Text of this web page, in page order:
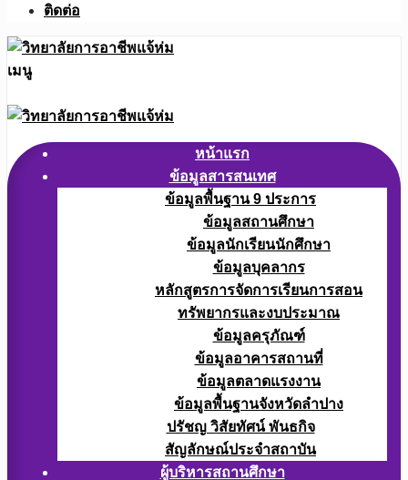
ติดต่อ
เมนู
หน้าแรก
ข้อมูลสารสนเทศ
ข้อมูลพื้นฐาน 9 ประการ
ข้อมูลสถานศึกษา
ข้อมูลนักเรียนนักศึกษา
ข้อมูลบุคลากร
หลักสูตรการจัดการเรียนการสอน
ทรัพยากรและงบประมาณ
ข้อมูลครุภัณฑ์
ข้อมูลอาคารสถานที่
ข้อมูลตลาดแรงงาน
ข้อมูลพื้นฐานจังหวัดลำปาง
ปรัชญ วิสัยทัศน์ พันธกิจ
สัญลักษณ์ประจำสถาบัน
ผู้บริหารสถานศึกษา